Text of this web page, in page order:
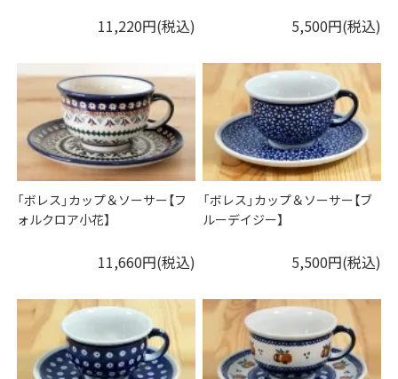
11,220円(税込) 5,500円(税込)
「ボレス」カップ＆ソーサー【フ
ォルクロア小花】
11,660円(税込)
「ボレス」カップ＆ソーサー【ブ
ルーデイジー】
5,500円(税込)